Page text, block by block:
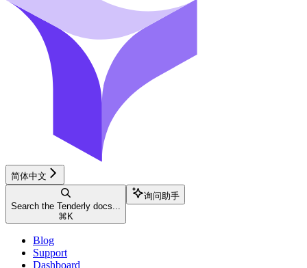
简体中文
Search the Tenderly docs...
⌘ K
询问助手
Blog
Support
Dashboard